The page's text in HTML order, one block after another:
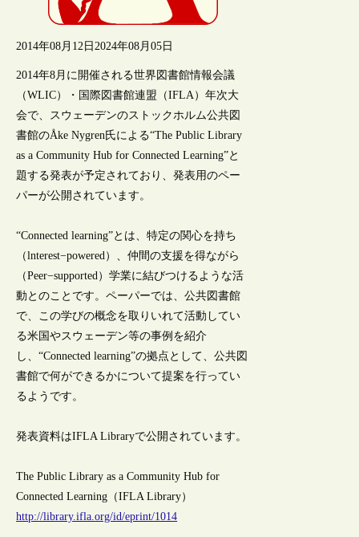
2014年08月12日 2024年08月05日
2014年8月に開催される世界図書館情報会議
（WLIC）・国際図書館連盟（IFLA）年次大
会で、スウェーデンのストックホルム公共図
書館のÅke Nygren氏による“The Public Library
as a Community Hub for Connected Learning”と
題する発表が予定されており、発表用のペー
パーが公開されています。
“Connected learning”とは、特定の関心を持ち
（lnterest−powered）、仲間の支援を得ながら
（Peer−supported）学業に結びつけるような活
動とのことです。ペーパーでは、公共図書館
で、この学びの概念を取りいれて活動してい
る米国やスウェーデン等の事例を紹介
し、“Connected learning”の拠点として、公共図
書館で何ができるかについて提案を行ってい
るようです。
発表資料はIFLA Libraryで公開されています。
The Public Library as a Community Hub for
Connected Learning（IFLA Library）
http://library.ifla.org/id/eprint/1014